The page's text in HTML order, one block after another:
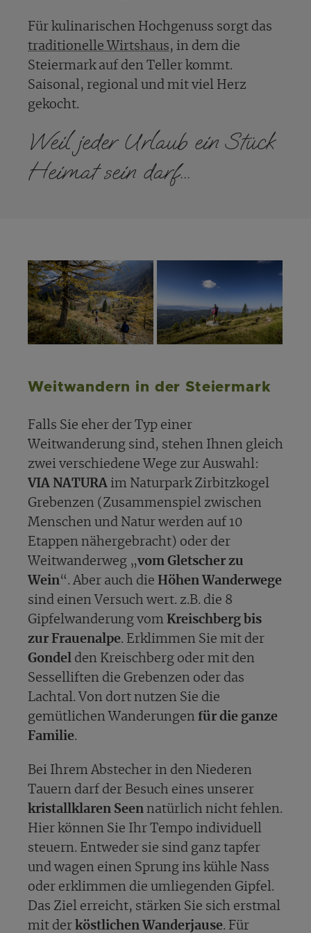
Für kulinarischen Hochgenuss sorgt das
traditionelle Wirtshaus, in dem die
Steiermark auf den Teller kommt.
Saisonal, regional und mit viel Herz
gekocht.
Weil jeder Urlaub ein Stück
Heimat sein darf...
Weitwandern in der Steiermark
Falls Sie eher der Typ einer
Weitwanderung sind, stehen Ihnen gleich
zwei verschiedene Wege zur Auswahl:
VIA NATURA im Naturpark Zirbitzkogel
Grebenzen (Zusammenspiel zwischen
Menschen und Natur werden auf 10
Etappen nähergebracht) oder der
Weitwanderweg „vom Gletscher zu
Wein“. Aber auch die Höhen Wanderwege
sind einen Versuch wert. z.B. die 8
Gipfelwanderung vom Kreischberg bis
zur Frauenalpe. Erklimmen Sie mit der
Gondel den Kreischberg oder mit den
Sesselliften die Grebenzen oder das
Lachtal. Von dort nutzen Sie die
gemütlichen Wanderungen für die ganze
Familie.
Bei Ihrem Abstecher in den Niederen
Tauern darf der Besuch eines unserer
kristallklaren Seen natürlich nicht fehlen.
Hier können Sie Ihr Tempo individuell
steuern. Entweder sie sind ganz tapfer
und wagen einen Sprung ins kühle Nass
oder erklimmen die umliegenden Gipfel.
Das Ziel erreicht, stärken Sie sich erstmal
mit der köstlichen Wanderjause. Für